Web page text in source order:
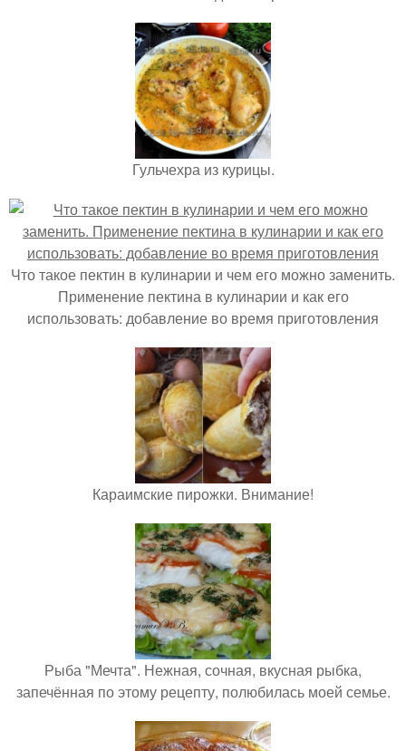
Гульчехра из курицы.
Что такое пектин в кулинарии и чем его можно заменить.
Применение пектина в кулинарии и как его
использовать: добавление во время приготовления
Караимские пирожки. Внимание!
Рыба "Мечта". Нежная, сочная, вкусная рыбка,
запечённая по этому рецепту, полюбилась моей семье.